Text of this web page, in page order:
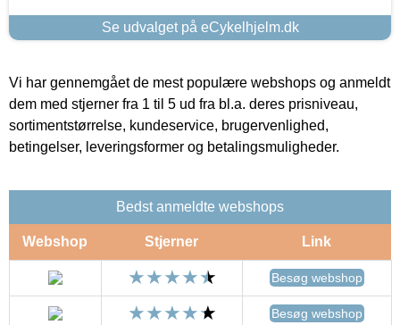
Se udvalget på eCykelhjelm.dk
Vi har gennemgået de mest populære webshops og anmeldt
dem med stjerner fra 1 til 5 ud fra bl.a. deres prisniveau,
sortimentstørrelse, kundeservice, brugervenlighed,
betingelser, leveringsformer og betalingsmuligheder.
Bedst anmeldte webshops
Webshop Stjerner Link
Besøg webshop
Besøg webshop